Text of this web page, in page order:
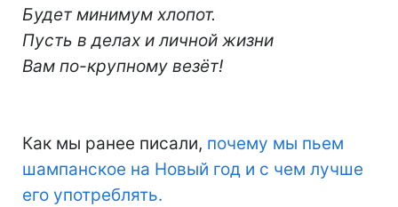
Будет минимум хлопот.
Пусть в делах и личной жизни
Вам по-крупному везёт!
Как мы ранее писали, почему мы пьем
шампанское на Новый год и с чем лучше
его употреблять.